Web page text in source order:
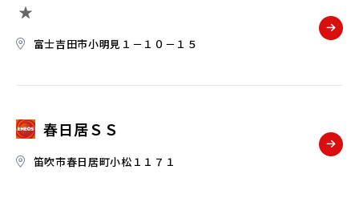
富士吉田市小明見１－１０－１５
春日居ＳＳ
笛吹市春日居町小松１１７１